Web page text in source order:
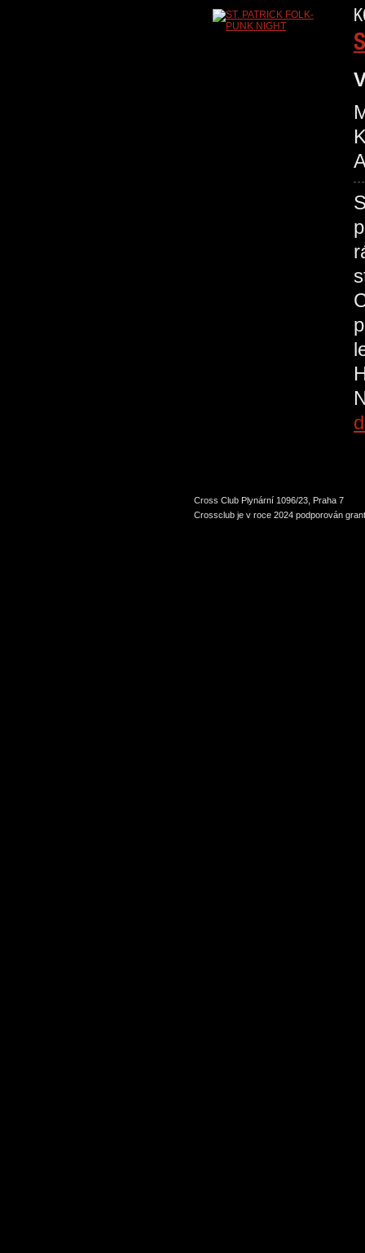
Cross Club Plynární 1096/23, Praha 7
Crossclub je v roce 2024 podporován